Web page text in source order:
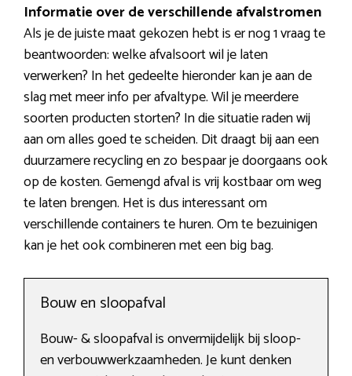
Informatie over de verschillende afvalstromen
Als je de juiste maat gekozen hebt is er nog 1 vraag te
beantwoorden: welke afvalsoort wil je laten
verwerken? In het gedeelte hieronder kan je aan de
slag met meer info per afvaltype. Wil je meerdere
soorten producten storten? In die situatie raden wij
aan om alles goed te scheiden. Dit draagt bij aan een
duurzamere recycling en zo bespaar je doorgaans ook
op de kosten. Gemengd afval is vrij kostbaar om weg
te laten brengen. Het is dus interessant om
verschillende containers te huren. Om te bezuinigen
kan je het ook combineren met een big bag.
Bouw en sloopafval
Bouw- & sloopafval is onvermijdelijk bij sloop-
en verbouwwerkzaamheden. Je kunt denken